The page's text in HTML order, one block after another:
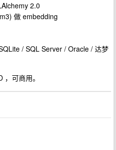
2.0
做 embedding
/ SQL Server / Oracle / 达梦
可商用。